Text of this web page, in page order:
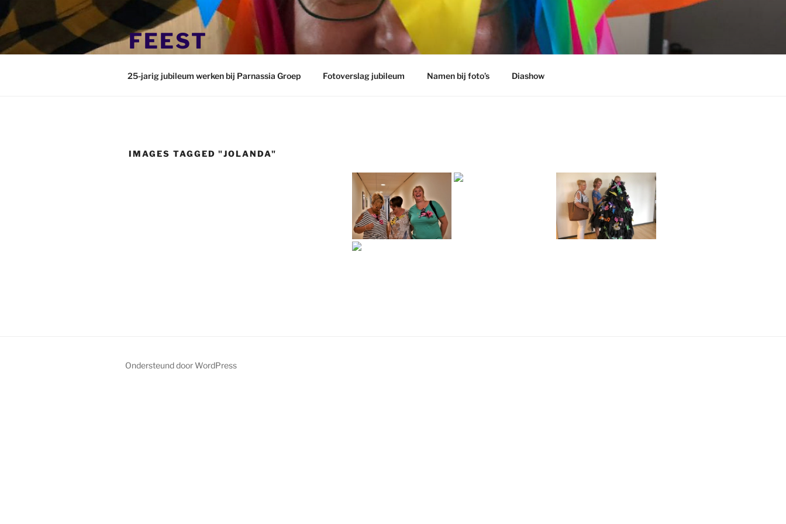
naar
de
inhoud
FEEST
25-jarig jubileum werken bij Parnassia Groep Fotoverslag jubileum Namen bij foto’s Diashow
IMAGES TAGGED "JOLANDA"
Ondersteund door WordPress